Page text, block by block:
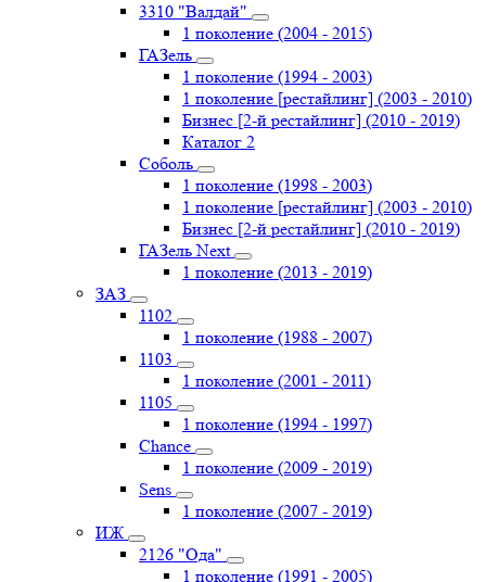
3310 "Валдай"
1 поколение (2004 - 2015)
ГАЗель
1 поколение (1994 - 2003)
1 поколение [рестайлинг] (2003 - 2010)
Бизнес [2-й рестайлинг] (2010 - 2019)
Каталог 2
Соболь
1 поколение (1998 - 2003)
1 поколение [рестайлинг] (2003 - 2010)
Бизнес [2-й рестайлинг] (2010 - 2019)
ГАЗель Next
1 поколение (2013 - 2019)
ЗАЗ
1102
1 поколение (1988 - 2007)
1103
1 поколение (2001 - 2011)
1105
1 поколение (1994 - 1997)
Chance
1 поколение (2009 - 2019)
Sens
1 поколение (2007 - 2019)
ИЖ
2126 "Ода"
1 поколение (1991 - 2005)